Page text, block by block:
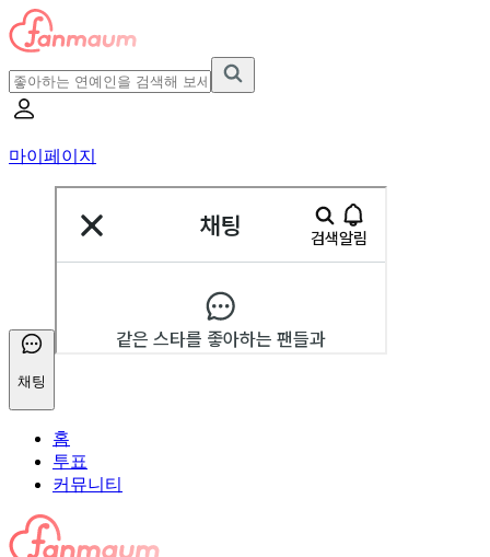
마이페이지
채팅
홈
투표
커뮤니티